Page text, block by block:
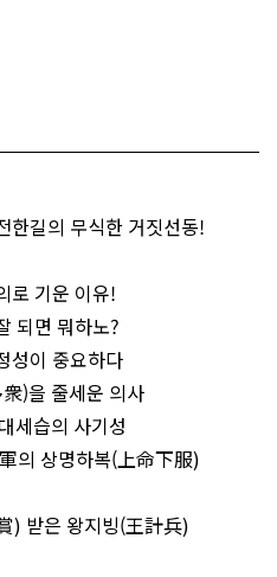
한길의 무식한 거짓선동!
로 기운 이유!
되면 뭐하노?
성이 중요하다
)을 줄세운 의사
세습의 사기성
의 상명하복(上命下服)
) 받은 왕지빙(王計兵)